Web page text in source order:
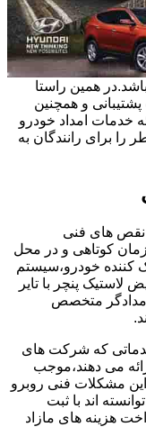
همین راستا
و همچنین
خدمات امداد خودرو
برای رانندگان به
نقص های فنی
کوتاهی و در محل
خودرو،سیستم
پنچر با تایر
متخصص
که شرکت های
می دهند،موجب
این مشکلات فنی روبرو
اند با ثبت
هزینه های مازاد